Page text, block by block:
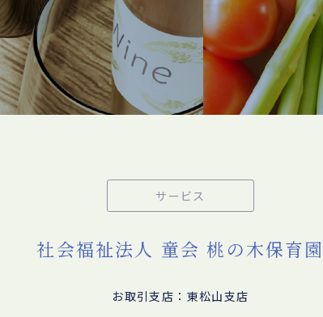
サービス
社会福祉法人 童会 桃の木保育園
お取引支店：東松山支店